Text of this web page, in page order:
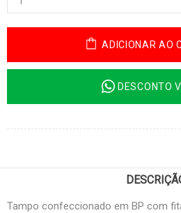
ADICIONAR AO
DESCONTO
Tampo confeccionado em BP com